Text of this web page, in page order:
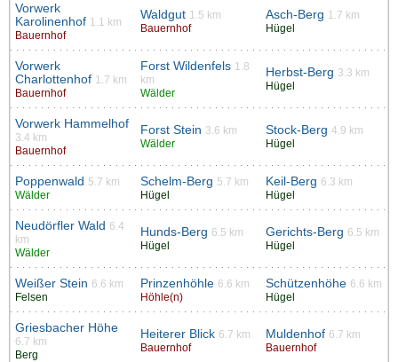
Vorwerk
Karolinenhof 1.1 km
Bauernhof
Waldgut 1.5 km
Bauernhof
Asch-Berg 1.7 km
Hügel
Vorwerk
Charlottenhof 1.7 km
Bauernhof
Forst Wildenfels 1.8
km
Wälder
Herbst-Berg 3.3 km
Hügel
Vorwerk Hammelhof
3.4 km
Bauernhof
Forst Stein 3.6 km
Wälder
Stock-Berg 4.9 km
Hügel
Poppenwald 5.7 km
Wälder
Schelm-Berg 5.7 km
Hügel
Keil-Berg 6.3 km
Hügel
Neudörfler Wald 6.4
km
Wälder
Hunds-Berg 6.5 km
Hügel
Gerichts-Berg 6.5 km
Hügel
Weißer Stein 6.6 km
Felsen
Prinzenhöhle 6.6 km
Höhle(n)
Schützenhöhe 6.6 km
Hügel
Griesbacher Höhe
6.7 km
Berg
Heiterer Blick 6.7 km
Bauernhof
Muldenhof 6.7 km
Bauernhof